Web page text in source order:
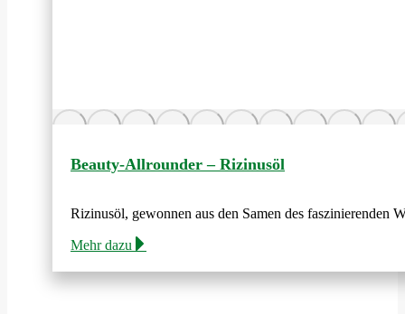
Beauty-Allrounder – Rizinusöl
Rizinusöl, gewonnen aus den Samen des faszinierenden
Mehr dazu